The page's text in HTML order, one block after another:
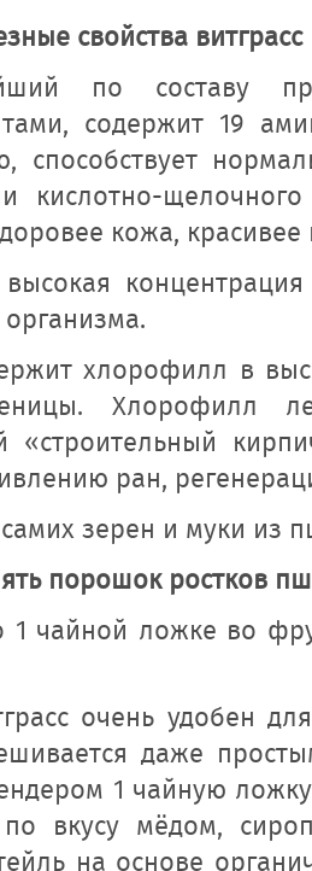
свойства витграсс
по составу
содержит 19
способствует
кислотно-
кожа,
хлорофилл в
Хлорофилл
«строительный
ран,
зерен и муки из
порошок ростков
1 чайной ложке во
очень удобен
даже
1 чайную
по вкусу мёдом,